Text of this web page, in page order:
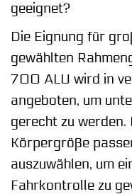
geeignet?
Die Eignung für
gewählten
700 ALU wird in
angeboten, um
gerecht zu
Körpergröße
auszuwählen, um
Fahrkontrolle zu